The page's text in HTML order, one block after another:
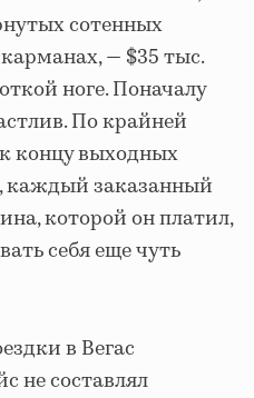
сотенных
— $35 тыс.
ноге. Поначалу
По крайней
концу выходных
каждый заказанный
которой он платил,
себя еще чуть
в Вегас
не составлял